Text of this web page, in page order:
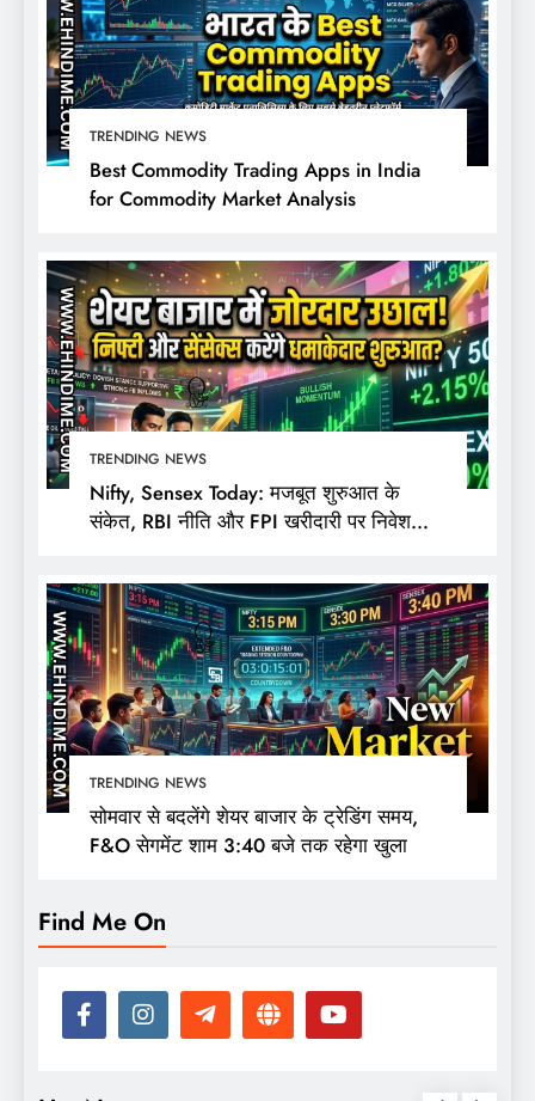
TRENDING NEWS
Best Commodity Trading Apps in India
for Commodity Market Analysis
TRENDING NEWS
Nifty, Sensex Today: मजबूत शुरुआत के
संकेत, RBI नीति और FPI खरीदारी पर निवेशकों
TRENDING NEWS
सोमवार से बदलेंगे शेयर बाजार के ट्रेडिंग समय,
F&O सेगमेंट शाम 3:40 बजे तक रहेगा खुला
Find Me On